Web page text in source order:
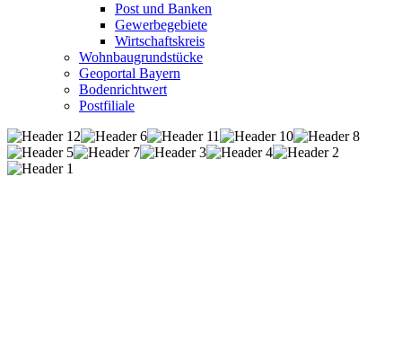
Post und Banken
Gewerbegebiete
Wirtschaftskreis
Wohnbaugrundstücke
Geoportal Bayern
Bodenrichtwert
Postfiliale